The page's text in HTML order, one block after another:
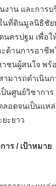
งาน และการ
นที่ดินมูลนิธิชั
นครปฐม เพื่อ
ะด้านการอาชี
าชนผู้สนใจ พร้
ามารถดำเนิน
ป็นศูนย์วิชากา
อดจนเป็นแห
ะยาว
าร / เป้าหมาย